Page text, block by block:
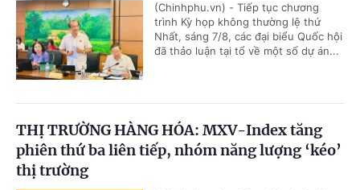
(Chinhphu.vn) - Tiếp tục chương
trình Kỳ họp không thường lệ thứ
Nhất, sáng 7/8, các đại biểu Quốc hội
đã thảo luận tại tổ về một số dự án...
THỊ TRƯỜNG HÀNG HÓA: MXV-Index tăng
phiên thứ ba liên tiếp, nhóm năng lượng ‘kéo’
thị trường